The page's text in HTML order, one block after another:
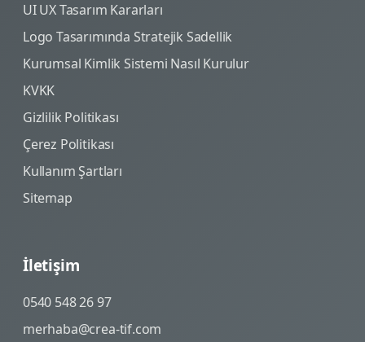
UI UX Tasarım Kararları
Logo Tasarımında Stratejik Sadellik
Kurumsal Kimlik Sistemi Nasıl Kurulur
KVKK
Gizlilik Politikası
Çerez Politikası
Kullanım Şartları
Sitemap
İletişim
0540 548 26 97
merhaba@crea-tif.com